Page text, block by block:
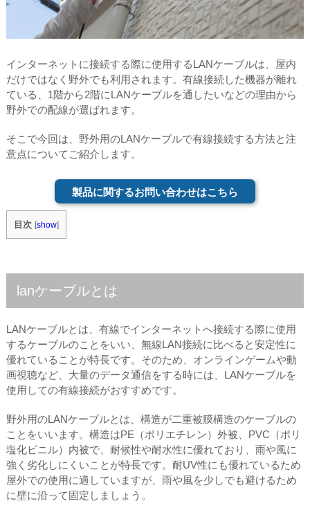
インターネットに接続する際に使用するLANケーブルは、屋内
だけではなく野外でも利用されます。有線接続した機器が離れ
ている、1階から2階にLANケーブルを通したいなどの理由から
野外での配線が選ばれます。
そこで今回は、野外用のLANケーブルで有線接続する方法と注
意点についてご紹介します。
製品に関するお問い合わせはこちら
目次 [show]
lanケーブルとは
LANケーブルとは、有線でインターネットへ接続する際に使用
するケーブルのことをいい、無線LAN接続に比べると安定性に
優れていることが特長です。そのため、オンラインゲームや動
画視聴など、大量のデータ通信をする時には、LANケーブルを
使用しての有線接続がおすすめです。
野外用のLANケーブルとは、構造が二重被膜構造のケーブルの
ことをいいます。構造はPE（ポリエチレン）外被、PVC（ポリ
塩化ビニル）内被で、耐候性や耐水性に優れており、雨や風に
強く劣化しにくいことが特長です。耐UV性にも優れているため
屋外での使用に適していますが、雨や風を少しでも避けるため
に壁に沿って固定しましょう。